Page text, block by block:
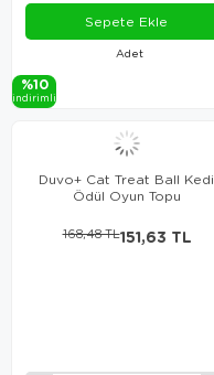
Adet
Sepete Ekle
%10
i̇ndi̇ri̇mli̇
Duvo+ Cat Treat Ball Kedi
Ödül Oyun Topu
151,63 TL
168,48 TL